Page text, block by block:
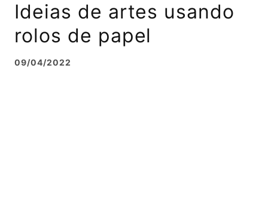
Ideias de artes usando
rolos de papel
09/04/2022